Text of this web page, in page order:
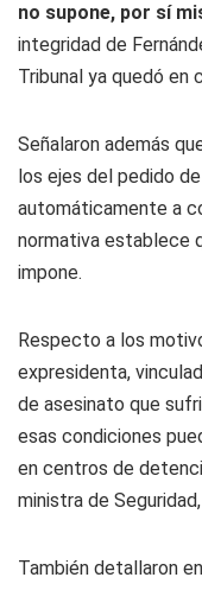
no supone, por sí
integridad de
Tribunal ya quedó en
Señalaron además
los ejes del pedido
automáticamente a
normativa establece
impone.
Respecto a los
expresidenta,
de asesinato que
esas condiciones
en centros de
ministra de
También detallaron